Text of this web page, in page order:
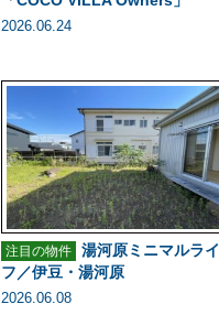
2026.06.24
注目の物件
湯河原ミニマルライ
フ／伊豆・湯河原
2026.06.08